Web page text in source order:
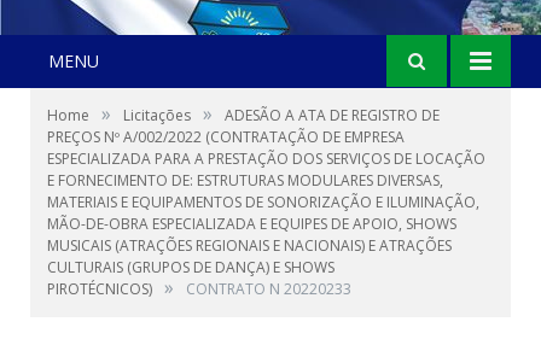
MENU
Home » Licitações »
ADESÃO A ATA DE REGISTRO DE
PREÇOS Nº A/002/2022 (CONTRATAÇÃO DE EMPRESA
ESPECIALIZADA PARA A PRESTAÇÃO DOS SERVIÇOS DE LOCAÇÃO
E FORNECIMENTO DE: ESTRUTURAS MODULARES DIVERSAS,
MATERIAIS E EQUIPAMENTOS DE SONORIZAÇÃO E ILUMINAÇÃO,
MÃO-DE-OBRA ESPECIALIZADA E EQUIPES DE APOIO, SHOWS
MUSICAIS (ATRAÇÕES REGIONAIS E NACIONAIS) E ATRAÇÕES
CULTURAIS (GRUPOS DE DANÇA) E SHOWS
PIROTÉCNICOS) » CONTRATO N 20220233